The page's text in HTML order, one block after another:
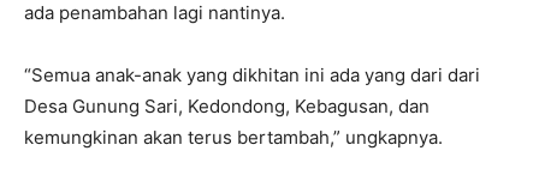
ada penambahan lagi nantinya.
“Semua anak-anak yang dikhitan ini ada yang dari dari
Desa Gunung Sari, Kedondong, Kebagusan, dan
kemungkinan akan terus bertambah,” ungkapnya.